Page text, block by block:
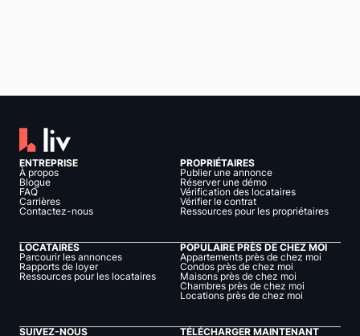
ENTREPRISE
À propos
Blogue
FAQ
Carrières
Contactez-nous
PROPRIÉTAIRES
Publier une annonce
Réserver une démo
Vérification des locataires
Vérifier le contrat
Ressources pour les propriétaires
LOCATAIRES
Parcourir les annonces
Rapports de loyer
Ressources pour les locataires
POPULAIRE PRÈS DE CHEZ MOI
Appartements près de chez moi
Condos près de chez moi
Maisons près de chez moi
Chambres près de chez moi
Locations près de chez moi
SUIVEZ-NOUS TÉLÉCHARGER MAINTENANT